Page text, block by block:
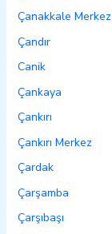
Çanakkale Merkez
Çandır
Canik
Çankaya
Çankırı
Çankırı Merkez
Çardak
Çarşamba
Çarşıbaşı